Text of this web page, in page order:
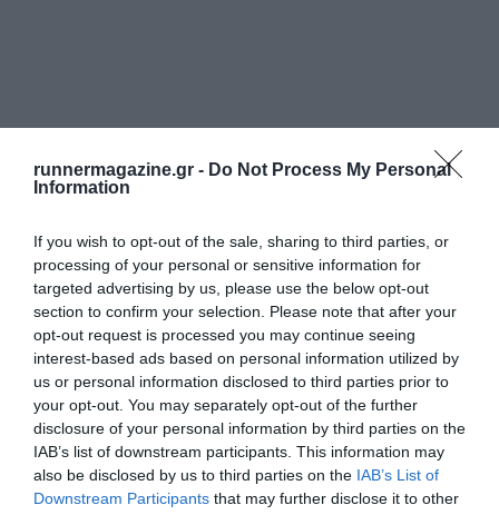
runnermagazine.gr - Do Not Process My Personal
Information
If you wish to opt-out of the sale, sharing to third parties, or
processing of your personal or sensitive information for
targeted advertising by us, please use the below opt-out
section to confirm your selection. Please note that after your
opt-out request is processed you may continue seeing
interest-based ads based on personal information utilized by
us or personal information disclosed to third parties prior to
your opt-out. You may separately opt-out of the further
disclosure of your personal information by third parties on the
IAB’s list of downstream participants. This information may
also be disclosed by us to third parties on the IAB’s List of
Downstream Participants that may further disclose it to other